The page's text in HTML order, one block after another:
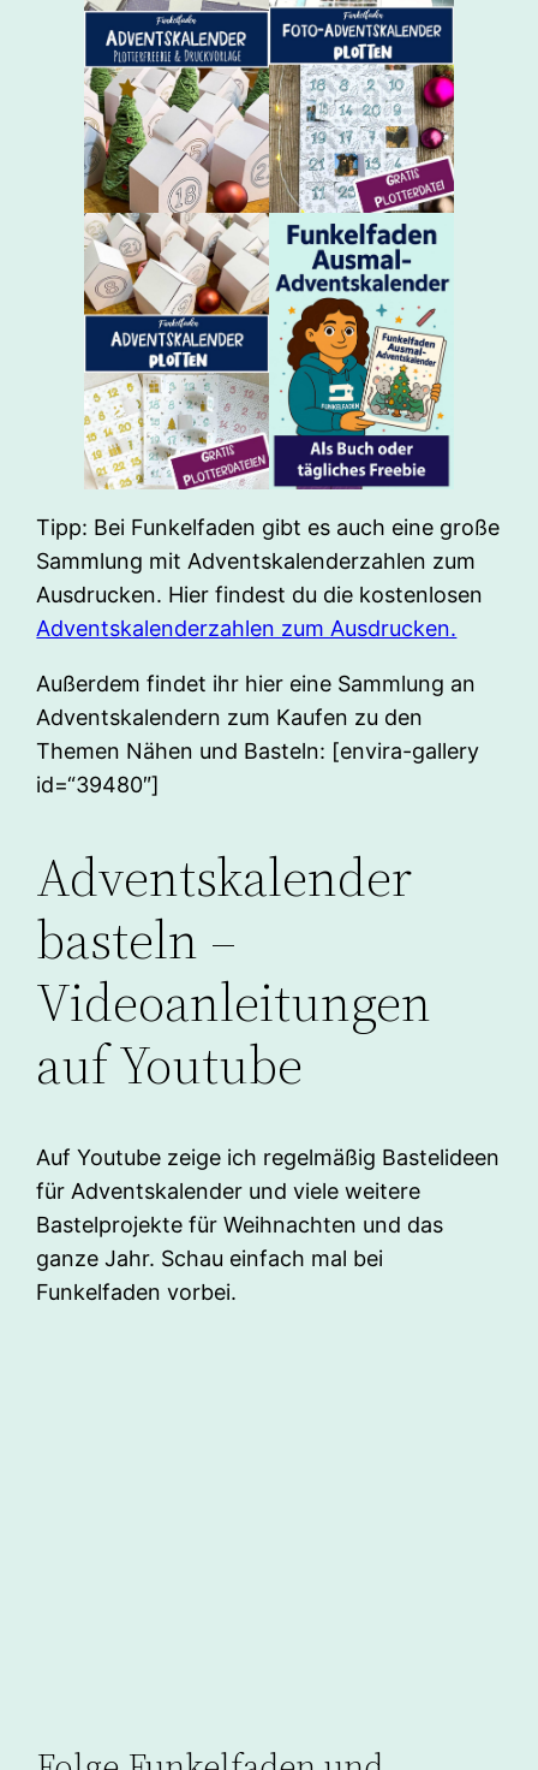
Tipp: Bei Funkelfaden gibt es auch eine große
Sammlung mit Adventskalenderzahlen zum
Ausdrucken. Hier findest du die kostenlosen
Adventskalenderzahlen zum Ausdrucken.
Außerdem findet ihr hier eine Sammlung an
Adventskalendern zum Kaufen zu den
Themen Nähen und Basteln: [envira-gallery
id=“39480″]
Adventskalender
basteln –
Videoanleitungen
auf Youtube
Auf Youtube zeige ich regelmäßig Bastelideen
für Adventskalender und viele weitere
Bastelprojekte für Weihnachten und das
ganze Jahr. Schau einfach mal bei
Funkelfaden vorbei.